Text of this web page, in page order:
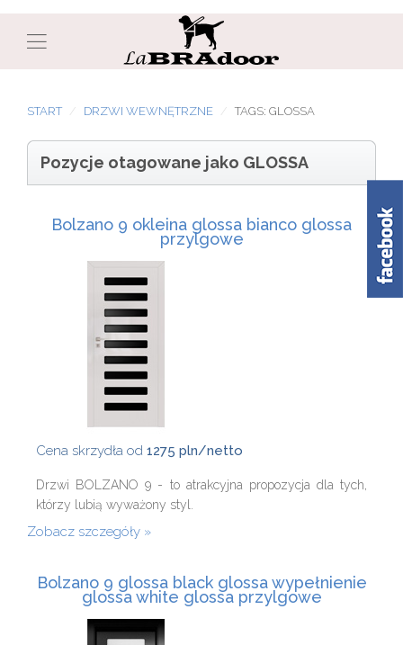
START DRZWI WEWNĘTRZNE TAGS: GLOSSA
Pozycje otagowane jako GLOSSA
Bolzano 9 okleina glossa bianco glossa
przylgowe
Cena skrzydła od 1275 pln/netto
Drzwi BOLZANO 9 - to atrakcyjna propozycja dla tych,
którzy lubią wyważony styl.
Zobacz szczegóły
Bolzano 9 glossa black glossa wypełnienie
glossa white glossa przylgowe